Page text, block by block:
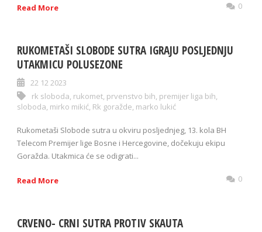
Read More 0
RUKOMETAŠI SLOBODE SUTRA IGRAJU POSLJEDNJU
UTAKMICU POLUSEZONE
22 12 2023
rk sloboda, rukomet, prvenstvo bih, premijer liga bih,
sloboda, mirko mikić, Rk goražde, marko lukić
Rukometaši Slobode sutra u okviru posljednjeg, 13. kola BH
Telecom Premijer lige Bosne i Hercegovine, dočekuju ekipu
Goražda. Utakmica će se odigrati...
Read More 0
CRVENO- CRNI SUTRA PROTIV SKAUTA